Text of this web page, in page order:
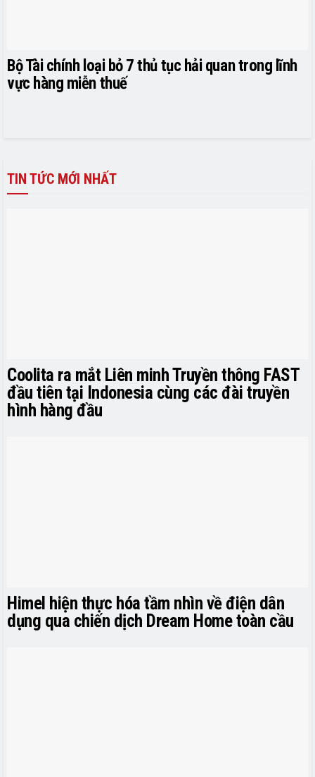
Bộ Tài chính loại bỏ 7 thủ tục hải quan trong lĩnh
vực hàng miễn thuế
TIN TỨC MỚI NHẤT
Coolita ra mắt Liên minh Truyền thông FAST
đầu tiên tại Indonesia cùng các đài truyền
hình hàng đầu
Himel hiện thực hóa tầm nhìn về điện dân
dụng qua chiến dịch Dream Home toàn cầu